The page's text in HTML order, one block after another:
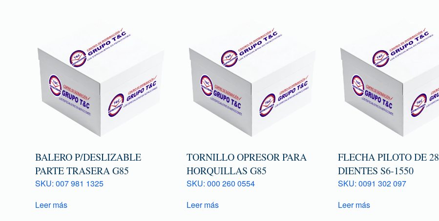
BALERO P/DESLIZABLE
PARTE TRASERA G85
SKU: 007 981 1325
Leer más
TORNILLO OPRESOR PARA
HORQUILLAS G85
SKU: 000 260 0554
Leer más
FLECHA PILOTO DE 28
DIENTES S6-1550
SKU: 0091 302 097
Leer más